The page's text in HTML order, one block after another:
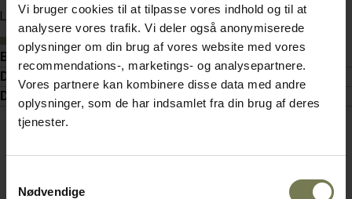
Vi bruger cookies til at tilpasse vores indhold og til at
analysere vores trafik. Vi deler også anonymiserede
oplysninger om din brug af vores website med vores
recommendations-, marketings- og analysepartnere.
Vores partnere kan kombinere disse data med andre
oplysninger, som de har indsamlet fra din brug af deres
tjenester.
Nødvendige
Læg i kurv
På lager
Beskrivelse
Detaljer
Dokumenter